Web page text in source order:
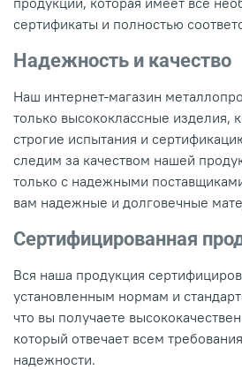
сертификаты и полностью
Надежность и качество
Наш интернет-магазин
только высококлассные изделия,
строгие испытания и
следим за качеством нашей
только с надежными
вам надежные и долговечные
Сертифицированная
Вся наша продукция
установленным нормам и
что вы получаете
который отвечает всем
надежности.